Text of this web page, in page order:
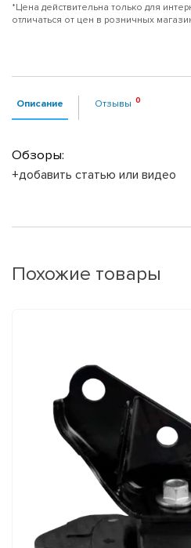
*Цена действительна только для
отличаться от цен в розничных
Описание Отзывы
Обзоры:
+добавить статью или видео
Похожие товары